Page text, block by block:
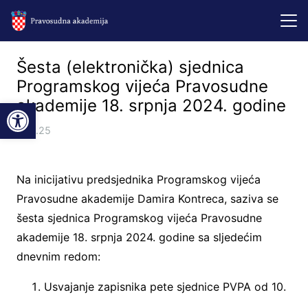
Open toolbar
Šesta (elektronička) sjednica
Programskog vijeća Pravosudne
akademije 18. srpnja 2024. godine
8.01.25
Na inicijativu predsjednika Programskog vijeća
Pravosudne akademije Damira Kontreca, saziva se
šesta sjednica Programskog vijeća Pravosudne
akademije 18. srpnja 2024. godine sa sljedećim
dnevnim redom:
Usvajanje zapisnika pete sjednice PVPA od 10.